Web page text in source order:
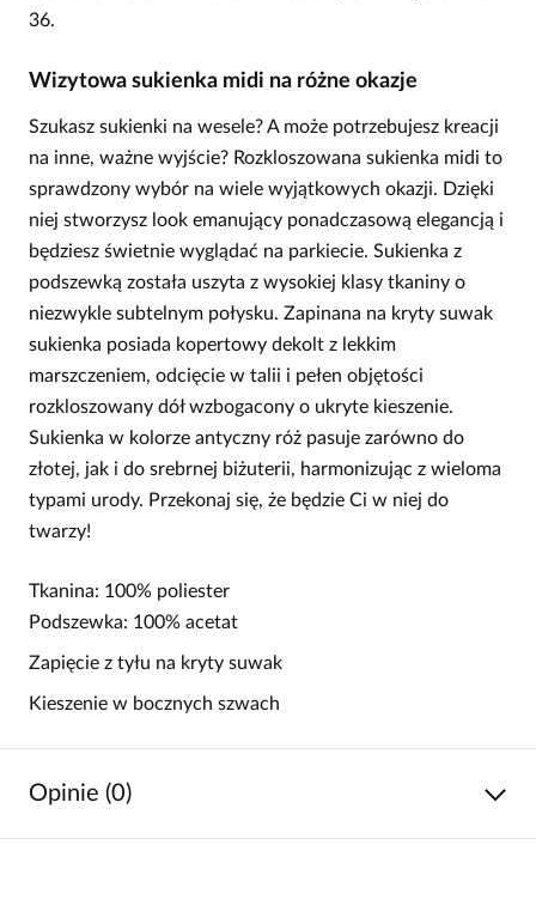
36.
Wizytowa sukienka midi na różne okazje
Szukasz sukienki na wesele? A może potrzebujesz kreacji
na inne, ważne wyjście? Rozkloszowana sukienka midi to
sprawdzony wybór na wiele wyjątkowych okazji. Dzięki
niej stworzysz look emanujący ponadczasową elegancją i
będziesz świetnie wyglądać na parkiecie. Sukienka z
podszewką została uszyta z wysokiej klasy tkaniny o
niezwykle subtelnym połysku. Zapinana na kryty suwak
sukienka posiada kopertowy dekolt z lekkim
marszczeniem, odcięcie w talii i pełen objętości
rozkloszowany dół wzbogacony o ukryte kieszenie.
Sukienka w kolorze antyczny róż pasuje zarówno do
złotej, jak i do srebrnej biżuterii, harmonizując z wieloma
typami urody. Przekonaj się, że będzie Ci w niej do
twarzy!
Tkanina: 100% poliester
Podszewka: 100% acetat
Zapięcie z tyłu na kryty suwak
Kieszenie w bocznych szwach
Opinie (0)